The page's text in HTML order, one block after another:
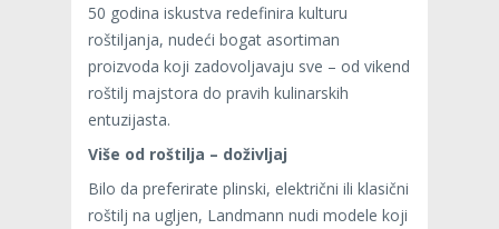
50 godina iskustva redefinira kulturu
roštiljanja, nudeći bogat asortiman
proizvoda koji zadovoljavaju sve – od vikend
roštilj majstora do pravih kulinarskih
entuzijasta.
Više od roštilja – doživljaj
Bilo da preferirate plinski, električni ili klasični
roštilj na ugljen, Landmann nudi modele koji